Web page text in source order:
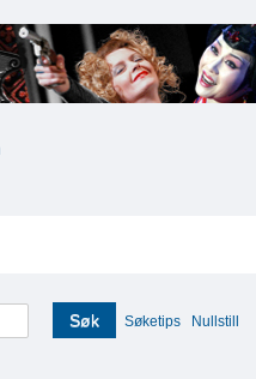
Søk Søketips Nullstill